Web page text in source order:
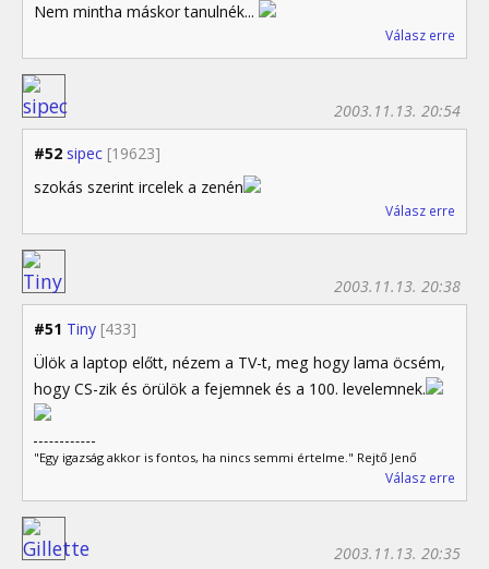
Nem mintha máskor tanulnék...
Válasz erre
#52 sipec [19623]
2003.11.13. 20:54
szokás szerint ircelek a zenén
Válasz erre
#51 Tiny [433]
2003.11.13. 20:38
Ülök a laptop előtt, nézem a TV-t, meg hogy lama öcsém,
hogy CS-zik és örülök a fejemnek és a 100. levelemnek.
"Egy igazság akkor is fontos, ha nincs semmi értelme." Rejtő Jenő
Válasz erre
2003.11.13. 20:35